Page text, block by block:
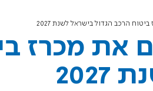
הרכב הגדול בישראל לשנת 2027
את מכרז